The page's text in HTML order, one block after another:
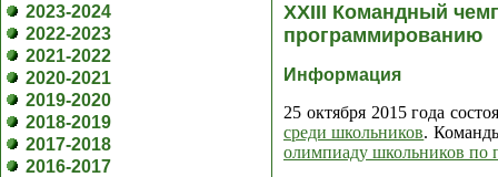
2023-2024
2022-2023
2021-2022
2020-2021
2019-2020
2018-2019
2017-2018
2016-2017
XXIII Командный
программированию
Информация
25 октября 2015 года
среди школьников.
олимпиаду школьников по